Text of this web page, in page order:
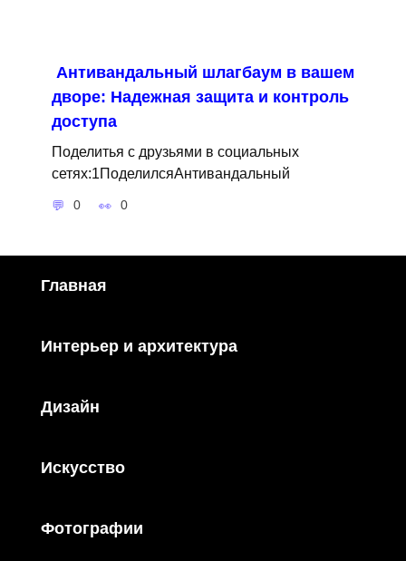
Антивандальный шлагбаум в вашем
дворе: Надежная защита и контроль
доступа
Поделитья с друзьями в социальных
сетях:1ПоделилсяАнтивандальный
0 0
Главная
Интерьер и архитектура
Дизайн
Искусство
Фотографии